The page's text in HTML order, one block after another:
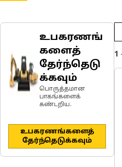
உபகரணங்
களைத்
தேர்ந்தெடு
க்கவும்
பொருத்தமான
பாகங்களைக்
கண்டறிய.
உபகரணங்களைத்
தேர்ந்தெடுக்கவும்
1